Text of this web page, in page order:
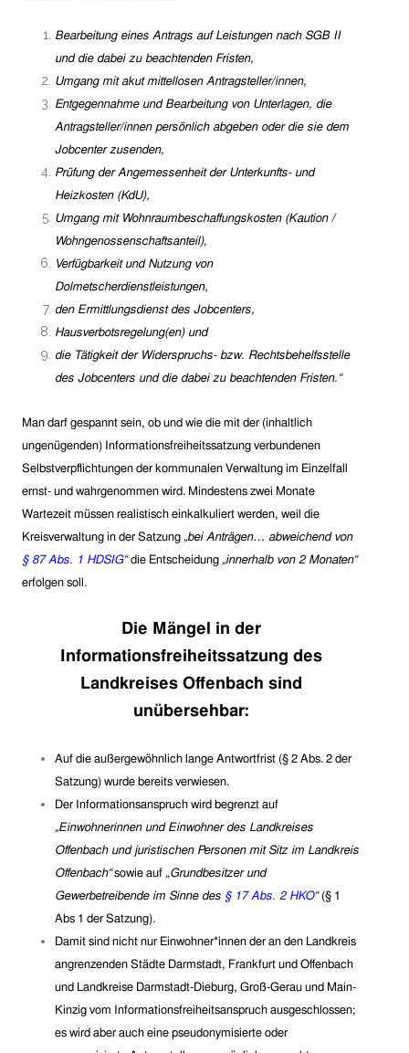
Bearbeitung eines Antrags auf Leistungen nach SGB II
und die dabei zu beachtenden Fristen,
Umgang mit akut mittellosen Antragsteller/innen,
Entgegennahme und Bearbeitung von Unterlagen, die
Antragsteller/innen persönlich abgeben oder die sie dem
Jobcenter zusenden,
Prüfung der Angemessenheit der Unterkunfts- und
Heizkosten (KdU),
Umgang mit Wohnraumbeschaffungskosten (Kaution /
Wohngenossenschaftsanteil),
Verfügbarkeit und Nutzung von
Dolmetscherdienstleistungen,
den Ermittlungsdienst des Jobcenters,
Hausverbotsregelung(en) und
die Tätigkeit der Widerspruchs- bzw. Rechtsbehelfsstelle
des Jobcenters und die dabei zu beachtenden Fristen.“
Man darf gespannt sein, ob und wie die mit der (inhaltlich
ungenügenden) Informationsfreiheitssatzung verbundenen
Selbstverpflichtungen der kommunalen Verwaltung im Einzelfall
ernst- und wahrgenommen wird. Mindestens zwei Monate
Wartezeit müssen realistisch einkalkuliert werden, weil die
Kreisverwaltung in der Satzung „bei Anträgen… abweichend von
§ 87 Abs. 1 HDSIG“ die Entscheidung „innerhalb von 2 Monaten“
erfolgen soll.
Die Mängel in der
Informationsfreiheitssatzung des
Landkreises Offenbach sind
unübersehbar:
Auf die außergewöhnlich lange Antwortfrist (§ 2 Abs. 2 der
Satzung) wurde bereits verwiesen.
Der Informationsanspruch wird begrenzt auf
„Einwohnerinnen und Einwohner des Landkreises
Offenbach und juristischen Personen mit Sitz im Landkreis
Offenbach“sowie auf „Grundbesitzer und
Gewerbetreibende im Sinne des § 17 Abs. 2 HKO“ (§ 1
Abs 1 der Satzung).
Damit sind nicht nur Einwohner*innen der an den Landkreis
angrenzenden Städte Darmstadt, Frankfurt und Offenbach
und Landkreise Darmstadt-Dieburg, Groß-Gerau und Main-
Kinzig vom Informationsfreiheitsanspruch ausgeschlossen;
es wird aber auch eine pseudonymisierte oder